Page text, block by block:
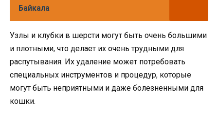
Байкала
Узлы и клубки в шерсти могут быть очень большими
и плотными, что делает их очень трудными для
распутывания. Их удаление может потребовать
специальных инструментов и процедур, которые
могут быть неприятными и даже болезненными для
кошки.